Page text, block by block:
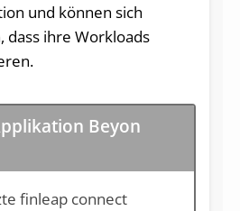
und können sich
dass ihre Workloads
Beyon
finleap connect